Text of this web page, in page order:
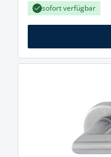
sofort verfügbar